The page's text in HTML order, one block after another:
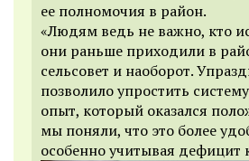
ее полномочия в район.
«Людям ведь не важно, кто
они раньше приходили в
сельсовет и наоборот.
позволило упростить
опыт, который оказался
мы поняли, что это более
особенно учитывая дефицит